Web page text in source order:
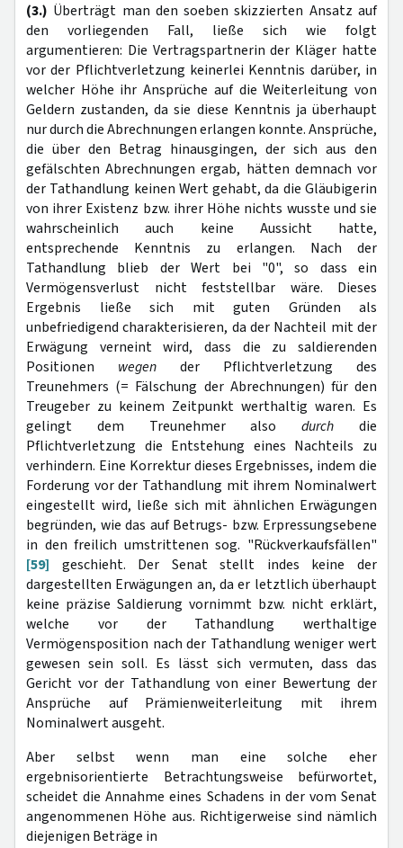
(3.) Überträgt man den soeben skizzierten Ansatz auf
den vorliegenden Fall, ließe sich wie folgt
argumentieren: Die Vertragspartnerin der Kläger hatte
vor der Pflichtverletzung keinerlei Kenntnis darüber, in
welcher Höhe ihr Ansprüche auf die Weiterleitung von
Geldern zustanden, da sie diese Kenntnis ja überhaupt
nur durch die Abrechnungen erlangen konnte. Ansprüche,
die über den Betrag hinausgingen, der sich aus den
gefälschten Abrechnungen ergab, hätten demnach vor
der Tathandlung keinen Wert gehabt, da die Gläubigerin
von ihrer Existenz bzw. ihrer Höhe nichts wusste und sie
wahrscheinlich auch keine Aussicht hatte,
entsprechende Kenntnis zu erlangen. Nach der
Tathandlung blieb der Wert bei "0", so dass ein
Vermögensverlust nicht feststellbar wäre. Dieses
Ergebnis ließe sich mit guten Gründen als
unbefriedigend charakterisieren, da der Nachteil mit der
Erwägung verneint wird, dass die zu saldierenden
Positionen wegen der Pflichtverletzung des
Treunehmers (= Fälschung der Abrechnungen) für den
Treugeber zu keinem Zeitpunkt werthaltig waren. Es
gelingt dem Treunehmer alsodurch die
Pflichtverletzung die Entstehung eines Nachteils zu
verhindern. Eine Korrektur dieses Ergebnisses, indem die
Forderung vor der Tathandlung mit ihrem Nominalwert
eingestellt wird, ließe sich mit ähnlichen Erwägungen
begründen, wie das auf Betrugs- bzw. Erpressungsebene
in den freilich umstrittenen sog. "Rückverkaufsfällen"
[59] geschieht. Der Senat stellt indes keine der
dargestellten Erwägungen an, da er letztlich überhaupt
keine präzise Saldierung vornimmt bzw. nicht erklärt,
welche vor der Tathandlung werthaltige
Vermögensposition nach der Tathandlung weniger wert
gewesen sein soll. Es lässt sich vermuten, dass das
Gericht vor der Tathandlung von einer Bewertung der
Ansprüche auf Prämienweiterleitung mit ihrem
Nominalwert ausgeht.
Aber selbst wenn man eine solche eher
ergebnisorientierte Betrachtungsweise befürwortet,
scheidet die Annahme eines Schadens in der vom Senat
angenommenen Höhe aus. Richtigerweise sind nämlich
diejenigen Beträge in